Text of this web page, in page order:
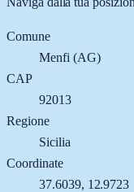
Comune
Menfi (AG)
CAP
92013
Regione
Sicilia
Coordinate
37.6039, 12.9723